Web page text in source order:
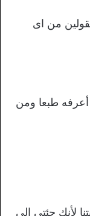
من اى
أعرفه طبعا ومن
لأنك جئتي إلى